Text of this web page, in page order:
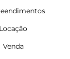
Locação
Venda